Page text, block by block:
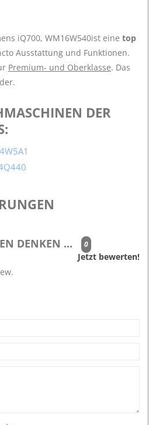
iQ700, WM16W540ist einetop
Ausstattung und Funktionen.
Premium- und Oberklasse. Das
DER
DENKEN ... 0
Jetzt bewerten!